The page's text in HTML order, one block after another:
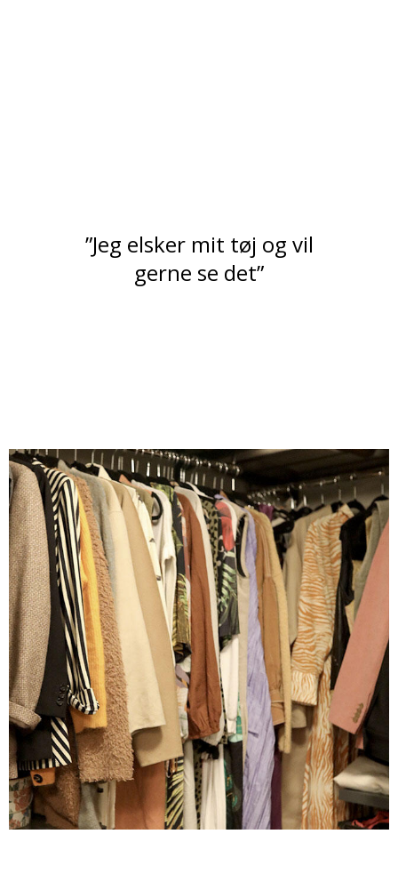
”Jeg elsker mit tøj og vil
gerne se det”